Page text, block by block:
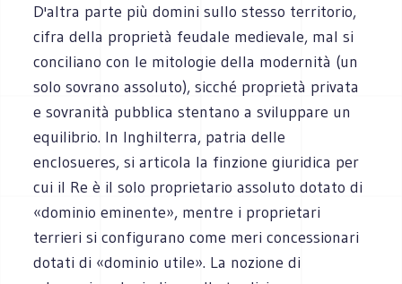
D'altra parte più domini sullo stesso territorio,
cifra della proprietà feudale medievale, mal si
conciliano con le mitologie della modernità (un
solo sovrano assoluto), sicché proprietà privata
e sovranità pubblica stentano a sviluppare un
equilibrio. In Inghilterra, patria delle
enclosueres, si articola la finzione giuridica per
cui il Re è il solo proprietario assoluto dotato di
«dominio eminente», mentre i proprietari
terrieri si configurano come meri concessionari
dotati di «dominio utile». La nozione di